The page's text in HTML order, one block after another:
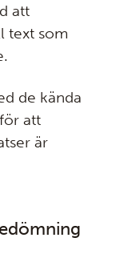
att
text som
de kända
att
är